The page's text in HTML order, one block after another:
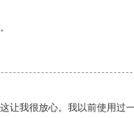
我很放心。我以前使用过